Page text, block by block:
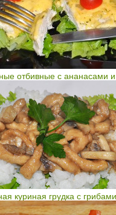
отбивные с ананасами
куриная грудка с